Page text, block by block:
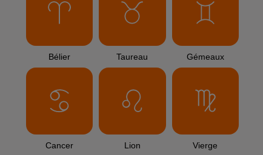
Bélier Taureau Gémeaux
Cancer Lion Vierge